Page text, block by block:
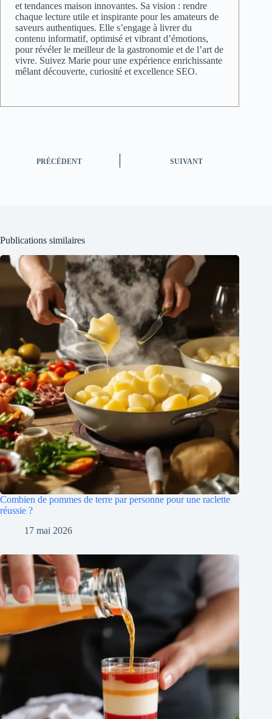
et tendances maison innovantes. Sa vision : rendre
chaque lecture utile et inspirante pour les amateurs de
saveurs authentiques. Elle s’engage à livrer du
contenu informatif, optimisé et vibrant d’émotions,
pour révéler le meilleur de la gastronomie et de l’art de
vivre. Suivez Marie pour une expérience enrichissante
mêlant découverte, curiosité et excellence SEO.
PRÉCÉDENT SUIVANT
Publications similaires
Combien de pommes de terre par personne pour une raclette
réussie ?
17 mai 2026